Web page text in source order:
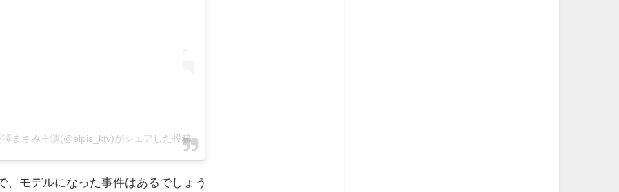
まさみ主演(@elpis_ktv)がシェアした投稿
、モデルになった事件はあるでしょう